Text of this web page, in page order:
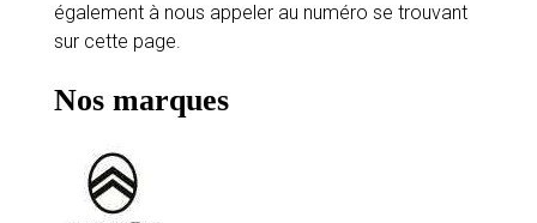
également à nous appeler au numéro se trouvant
sur cette page.
Nos marques